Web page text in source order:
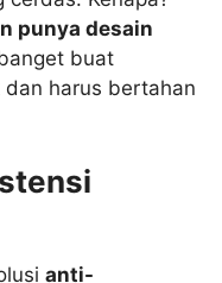
punya desain
buat
harus bertahan
anti-